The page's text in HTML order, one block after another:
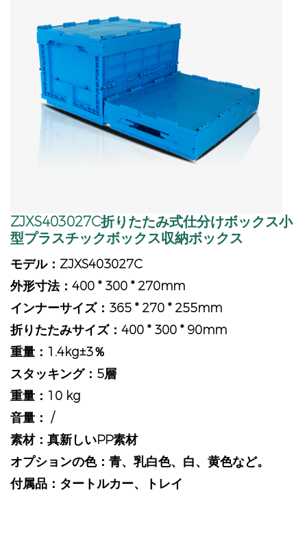
ZJXS403027C折りたたみ式仕分けボックス小
型プラスチックボックス収納ボックス
モデル：ZJXS403027C
外形寸法：400 * 300 * 270mm
インナーサイズ：365 * 270 * 255mm
折りたたみサイズ：400 * 300 * 90mm
重量：1.4kg±3％
スタッキング：5層
重量：10 kg
音量： /
素材：真新しいPP素材
オプションの色：青、乳白色、白、黄色など。
付属品：タートルカー、トレイ